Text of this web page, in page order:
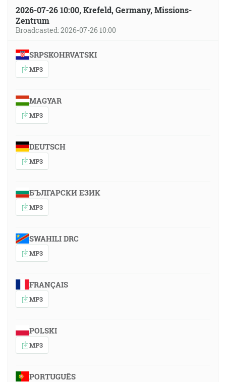
2026-07-26 10:00, Krefeld, Germany, Missions-
Zentrum
Broadcasted: 2026-07-26 10:00
SRPSKOHRVATSKI
MP3
MAGYAR
MP3
DEUTSCH
MP3
БЪЛГАРСКИ ЕЗИК
MP3
SWAHILI DRC
MP3
FRANÇAIS
MP3
POLSKI
MP3
PORTUGUÊS